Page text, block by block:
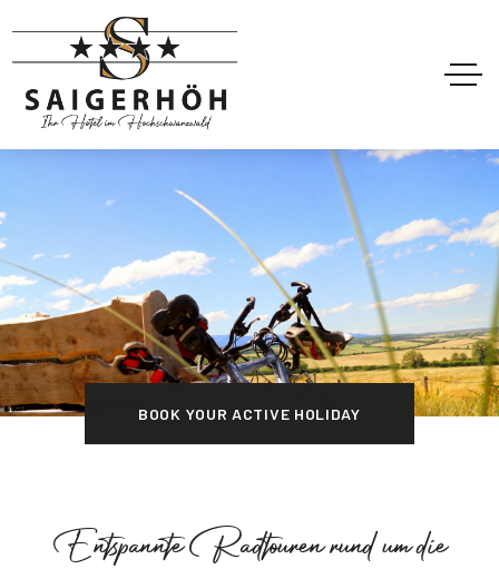
BOOK YOUR ACTIVE HOLIDAY
Entspannte Radtouren rund um die